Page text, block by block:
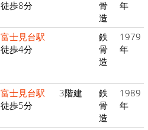
徒歩8分
骨
造
年
富士見台駅
徒歩4分
鉄
骨
造
1979
年
富士見台駅
徒歩5分
3階建
鉄
骨
造
1989
年